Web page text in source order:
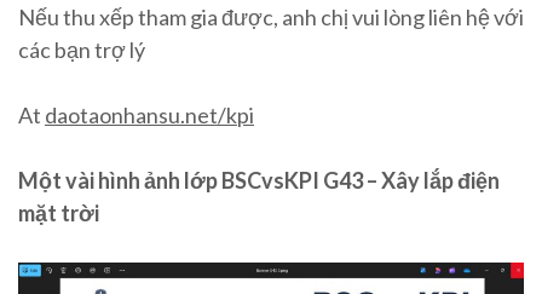
Nếu thu xếp tham gia được, anh chị vui lòng liên hệ với
các bạn trợ lý
At daotaonhansu.net/kpi
Một vài hình ảnh lớp BSCvsKPI G43 – Xây lắp điện
mặt trời